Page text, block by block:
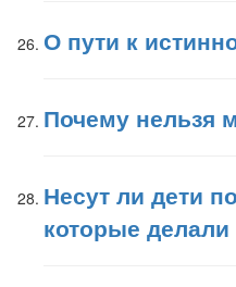
О пути к
Почему нельзя
Несут ли дети
которые